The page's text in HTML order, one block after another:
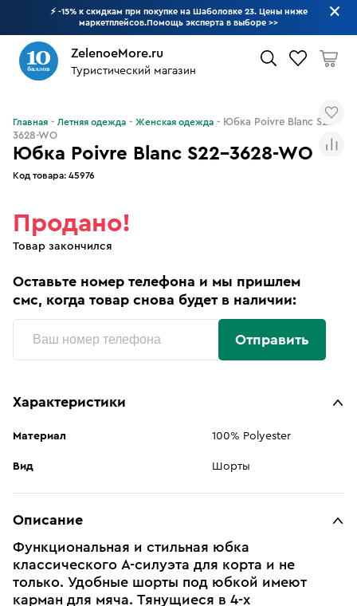
⚡ -15% к скидкам при покупке на Шаболовке 23. Цены ниже
маркетплейсов.Помощь эксперта в выборе >>
ZelenoeMore.ru
Туристический магазин
Юбка Poivre Blanc S22-3628-WO
Код товара: 45976
Главная Летняя одежда Женская одежда
Юбка Poivre Blanc S22-
3628-WO
Продано!
Товар закончился
Оставьте номер телефона и мы пришлем
смс, когда товар снова будет в наличии:
Отправить
Характеристики
Материал 100% Polyester
Вид Шорты
Описание
Функциональная и стильная юбка
классического A-силуэта для корта и не
только. Удобные шорты под юбкой имеют
карман для мяча. Тянущиеся в 4-x